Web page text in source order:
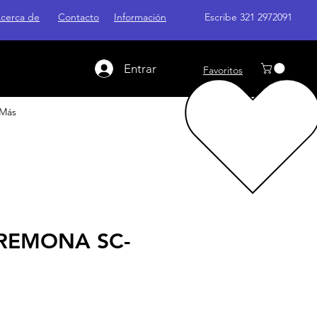
de Contacto Información Escribe 321 2972091
Entrar Favoritos
Más
SC-